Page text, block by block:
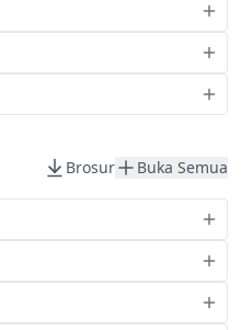
Brosur Buka Semua